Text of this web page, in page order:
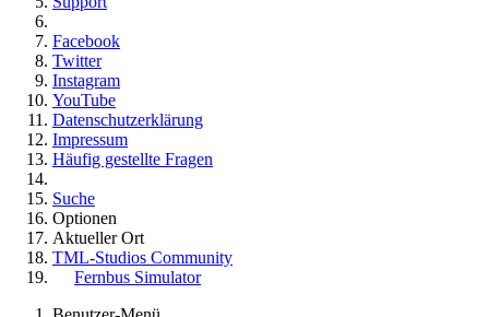
Facebook
Twitter
Instagram
YouTube
Datenschutzerklärung
Impressum
Häufig gestellte Fragen
Suche
Optionen
Aktueller Ort
TML-Studios Community
Fernbus Simulator